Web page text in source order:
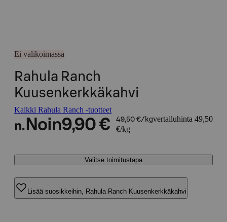
Ei valikoimassa
Rahula Ranch
Kuusenkerkkäkahvi
Kaikki Rahula Ranch -tuotteet
n. Noin9,90 € 49,50 €/kgvertailuhinta 49,50
€/kg
Valitse toimitustapa
Lisää suosikkeihin, Rahula Ranch Kuusenkerkkäkahvi